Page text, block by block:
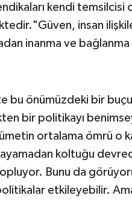
kendi temsilcisi
insan
inanma ve
bu önümüzdeki bir
bir politikayı
ortalama ömrü o
koltuğu
Bunu da
etkileyebilir.